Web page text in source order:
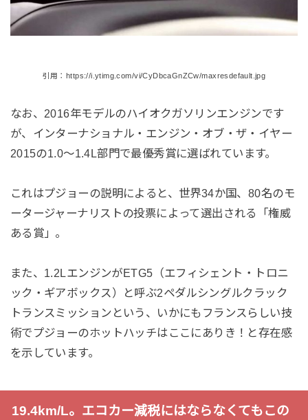
引用：https://i.ytimg.com/vi/CyDbcaGnZCw/maxresdefault.jpg
なお、2016年モデルのハイオクガソリンエンジンです
が、インターナショナル・エンジン・オブ・ザ・イヤー
2015の1.0～1.4L部門で最優秀賞に選ばれています。
これはプジョーの説明によると、世界34か国、80名のモ
ータージャーナリストの投票によって選出される「権威
ある賞」。
また、1.2LエンジンがETG5（エフィシェント・トロニ
ック・ギアボックス）と呼ぶ2ペダルシングルクラック
トランスミッションという、いかにもフランスらしい技
術でプジョーのホットハッチはここにありき！と存在感
を示しています。
19.4km/L。エコカー減税にはならなくてもこの